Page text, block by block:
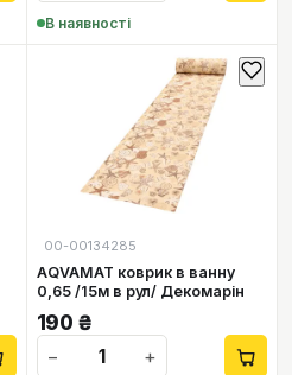
В наявності
00-00134285
AQVAMAT коврик в ванну
0,65 /15м в рул/ Декомарін
190 ₴
−
+